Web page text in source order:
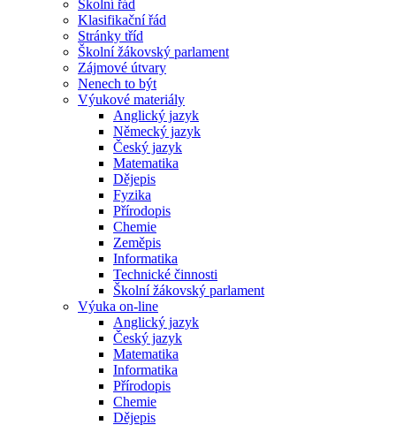
Školní řád
Klasifikační řád
Stránky tříd
Školní žákovský parlament
Zájmové útvary
Nenech to být
Výukové materiály
Anglický jazyk
Německý jazyk
Český jazyk
Matematika
Dějepis
Fyzika
Přírodopis
Chemie
Zeměpis
Informatika
Technické činnosti
Školní žákovský parlament
Výuka on-line
Anglický jazyk
Český jazyk
Matematika
Informatika
Přírodopis
Chemie
Dějepis